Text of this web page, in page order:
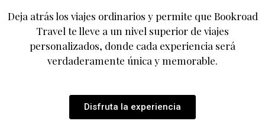
Deja atrás los viajes ordinarios y permite que Bookroad
Travel te lleve a un nivel superior de viajes
personalizados, donde cada experiencia será
verdaderamente única y memorable.
Disfruta la experiencia